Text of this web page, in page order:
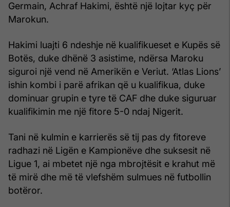
Germain, Achraf Hakimi, është një lojtar kyç për
Marokun.
Hakimi luajti 6 ndeshje në kualifikueset e Kupës së
Botës, duke dhënë 3 asistime, ndërsa Maroku
siguroi një vend në Amerikën e Veriut. ‘Atlas Lions’
ishin kombi i parë afrikan që u kualifikua, duke
dominuar grupin e tyre të CAF dhe duke siguruar
kualifikimin me një fitore 5-0 ndaj Nigerit.
Tani në kulmin e karrierës së tij pas dy fitoreve
radhazi në Ligën e Kampionëve dhe suksesit në
Ligue 1, ai mbetet një nga mbrojtësit e krahut më
të mirë dhe më të vlefshëm sulmues në futbollin
botëror.